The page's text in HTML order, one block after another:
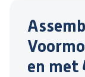
en met